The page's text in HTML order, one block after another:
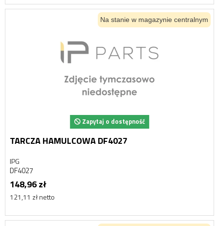
Na stanie w magazynie centralnym
Zapytaj o dostępność
TARCZA HAMULCOWA DF4027
IPG
DF4027
148,96 zł
121,11 zł netto